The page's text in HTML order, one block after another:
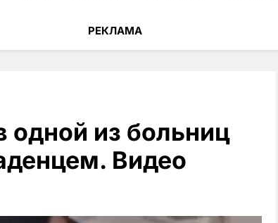
РЕКЛАМА
одной из больниц
Видео